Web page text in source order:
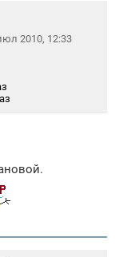
2010, 12:33